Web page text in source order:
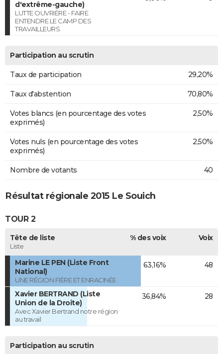
d'extrême-gauche)
LUTTE OUVRIÈRE - FAIRE
ENTENDRE LE CAMP DES
TRAVAILLEURS
Participation au scrutin
Taux de participation 29,20%
Taux d'abstention 70,80%
Votes blancs (en pourcentage des votes
exprimés)
2,50%
Votes nuls (en pourcentage des votes
exprimés)
2,50%
Nombre de votants 40
Résultat régionale 2015 Le Souich
TOUR 2
Tête de liste
Liste
% des voix Voix
Marine LE PEN (Liste Front
National)
UNE RÉGION FIÈRE ET ENRACINÉE
63,16% 48
Xavier BERTRAND (Liste
Union de la Droite)
Avec Xavier Bertrand notre région
au travail
36,84% 28
Participation au scrutin